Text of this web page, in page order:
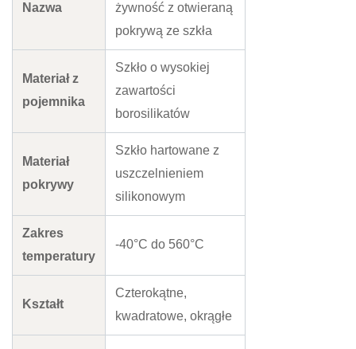
Nazwa
żywność z otwieraną
pokrywą ze szkła
Materiał z
pojemnika
Szkło o wysokiej
zawartości
borosilikatów
Materiał
pokrywy
Szkło hartowane z
uszczelnieniem
silikonowym
Zakres
temperatury
-40°C do 560°C
Kształt
Czterokątne,
kwadratowe, okrągłe